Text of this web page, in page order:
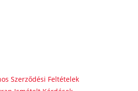
Szerződési Feltételek